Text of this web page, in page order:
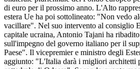
di euro per il prossimo anno. L'Alto
estera Ue ha poi sottolineato: "Non vedo
vacillare". Nel suo intervento al consiglio
capitale ucraina, Antonio Tajani ha
sull'impegno del governo italiano per il
Paese". Il vicepremier e ministro degli
aggiunto: "L'Italia darà i migliori architetti